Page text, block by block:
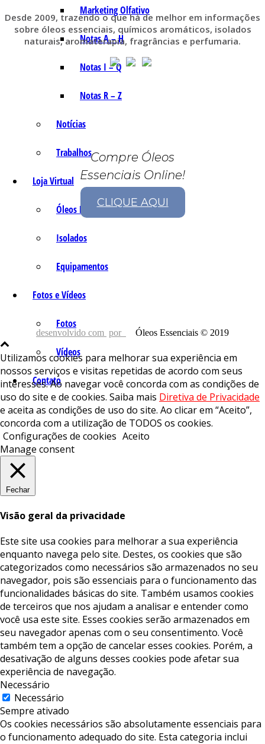
Marketing Olfativo
Notas A – H
Notas I – Q
Notas R – Z
Notícias
Trabalhos
Loja Virtual
Óleos Essenciais
Isolados
Equipamentos
Fotos e Vídeos
Fotos
Vídeos
Contato
Desde 2009, trazendo o que há de melhor em informações
sobre óleos essenciais, químicos aromáticos, isolados
naturais, aromaterapia, fragrâncias e perfumaria.
Compre Óleos
Essenciais Online!
CLIQUE AQUI
desenvolvido com por Óleos Essenciais © 2019
Utilizamos cookies para melhorar sua experiência em
nossos serviços e visitas repetidas de acordo com seus
interesses. Ao navegar você concorda com as condições de
uso do site e de cookies. Saiba mais Diretiva de Privacidade
e aceita as condições de uso do site. Ao clicar em “Aceito”,
concorda com a utilização de TODOS os cookies.
Configurações de cookies Aceito
Manage consent
Fechar
Visão geral da privacidade
Este site usa cookies para melhorar a sua experiência
enquanto navega pelo site. Destes, os cookies que são
categorizados como necessários são armazenados no seu
navegador, pois são essenciais para o funcionamento das
funcionalidades básicas do site. Também usamos cookies
de terceiros que nos ajudam a analisar e entender como
você usa este site. Esses cookies serão armazenados em
seu navegador apenas com o seu consentimento. Você
também tem a opção de cancelar esses cookies. Porém, a
desativação de alguns desses cookies pode afetar sua
experiência de navegação.
Necessário
Necessário
Sempre ativado
Os cookies necessários são absolutamente essenciais para
o funcionamento adequado do site. Esta categoria inclui